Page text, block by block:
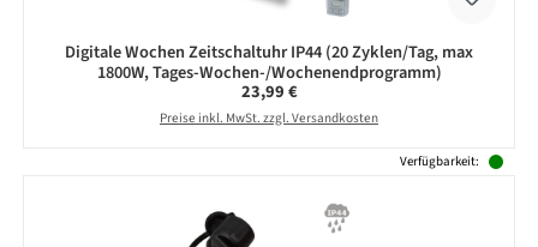
Digitale Wochen Zeitschaltuhr IP44 (20 Zyklen/Tag, max
1800W, Tages-Wochen-/Wochenendprogramm)
Regulärer Preis:
23,99 €
Preise inkl. MwSt. zzgl. Versandkosten
Verfügbarkeit: